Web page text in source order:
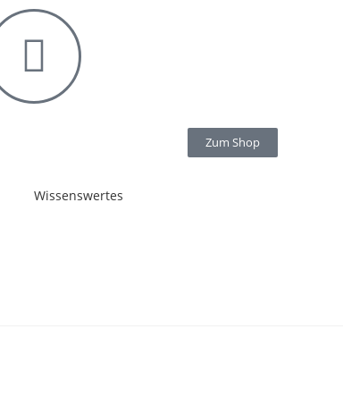
Zum Shop
Wissenswertes